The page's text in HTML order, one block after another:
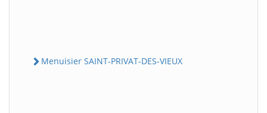
Menuisier SAINT-PRIVAT-DES-VIEUX